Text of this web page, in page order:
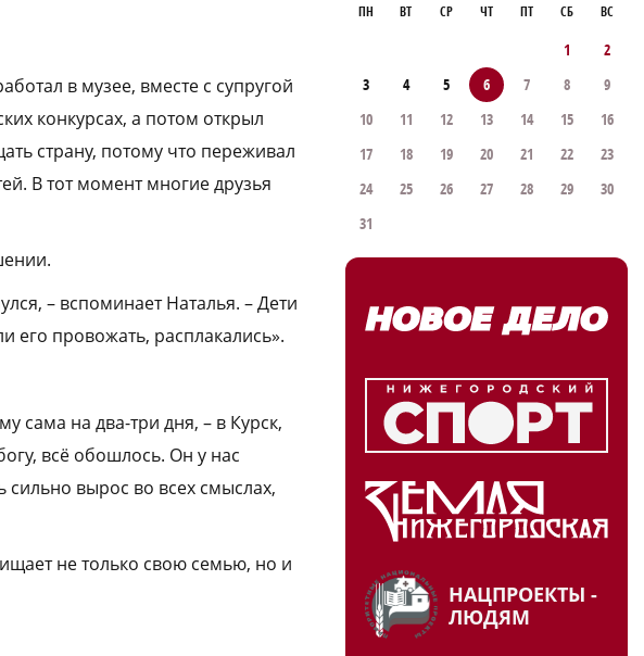
в музее, вместе с супругой
конкурсах, а потом открыл
страну, потому что переживал
В тот момент многие друзья
– вспоминает Наталья. – Дети
его провожать, расплакались».
сама на два-три дня, – в Курск,
всё обошлось. Он у нас
вырос во всех смыслах,
не только свою семью, но и
ПН ВТ СР ЧТ ПТ СБ ВС
1
2
3
4 5 6 7 8
9
10
11 12 13 14 15
16
17
18 19 20 21 22
23
24
25 26 27 28 29
30
31
НАЦПРОЕКТЫ -
ЛЮДЯМ